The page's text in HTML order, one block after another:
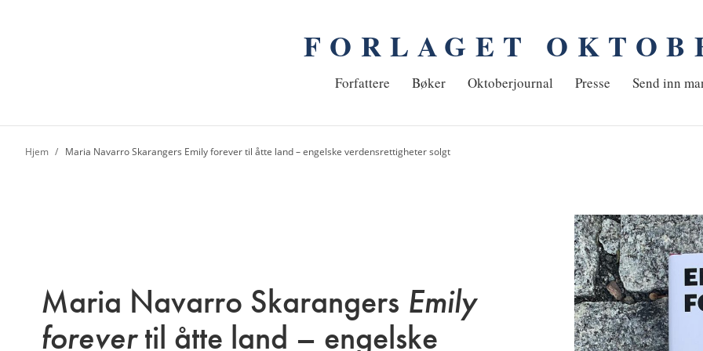
FORLAGET
Hjem
Forfattere Bøker Oktoberjournal Presse Send inn
Hjem Maria Navarro Skarangers Emily forever til åtte land – engelske verdensrettigheter solgt
Maria Navarro Skarangers Emily
forevertil åtte land – engelske